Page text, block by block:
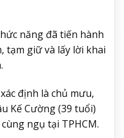
năng đã tiến hành
tạm giữ và lấy lời khai
định là chủ mưu,
Kế Cường (39 tuổi)
ngụ tại TPHCM.